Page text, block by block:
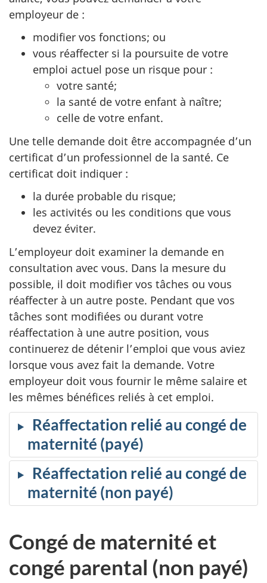
employeur de :
modifier vos fonctions; ou
vous réaffecter si la poursuite de votre
emploi actuel pose un risque pour :
votre santé;
la santé de votre enfant à naître;
celle de votre enfant.
Une telle demande doit être accompagnée d’un
certificat d’un professionnel de la santé. Ce
certificat doit indiquer :
la durée probable du risque;
les activités ou les conditions que vous
devez éviter.
L’employeur doit examiner la demande en
consultation avec vous. Dans la mesure du
possible, il doit modifier vos tâches ou vous
réaffecter à un autre poste. Pendant que vos
tâches sont modifiées ou durant votre
réaffectation à une autre position, vous
continuerez de détenir l’emploi que vous aviez
lorsque vous avez fait la demande. Votre
employeur doit vous fournir le même salaire et
les mêmes bénéfices reliés à cet emploi.
Réaffectation relié au congé de
maternité (payé)
Réaffectation relié au congé de
maternité (non payé)
Congé de maternité et
congé parental (non payé)